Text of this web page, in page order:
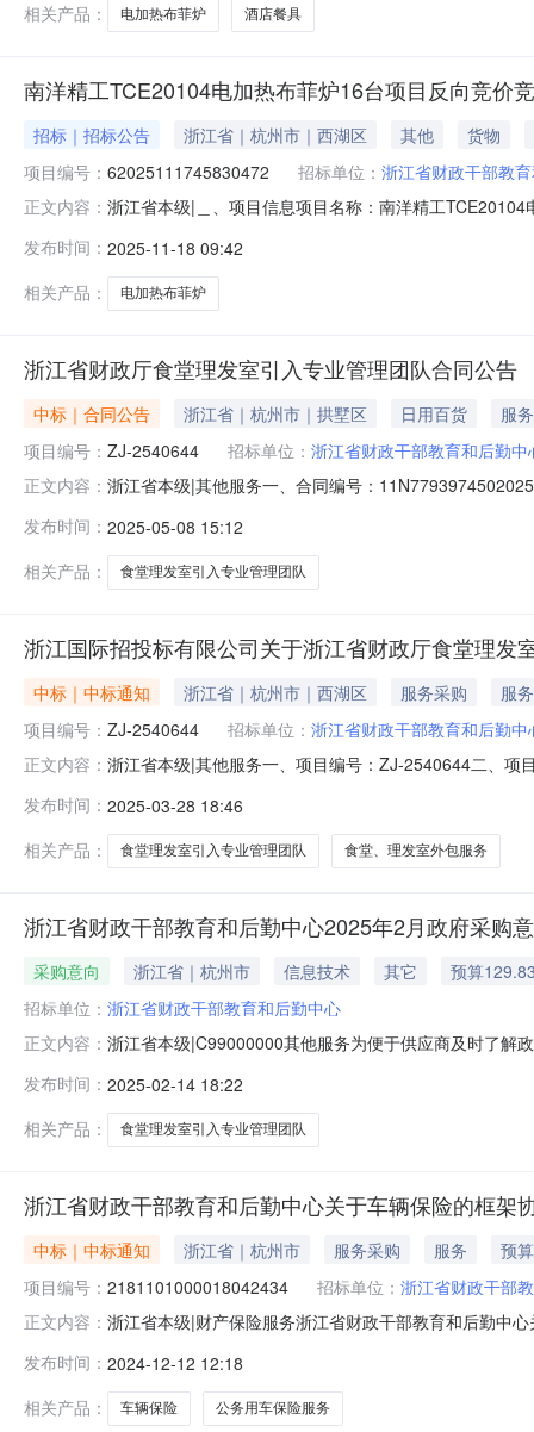
相关产品：
电加热布菲炉 酒店餐具
南洋精工TCE20104电加热布菲炉16台项目反向竞价
招标｜招标公告 浙江省｜杭州市｜西湖区 其他
货物
项目编号： 62025111745830472 招标单位： 浙江省财政干部教
正文内容： 浙江省本级|＿、项目信息项目名称：南洋精工
单商品名称参数要求购买数量控制金额(元)意向品牌电加
发布时间： 2025-11-18 09:42
相关产品：
电加热布菲炉
浙江省财政厅食堂理发室引入专业管理团队合同公告
中标｜合同公告 浙江省｜杭州市｜拱墅区 日用百货
服务
项目编号： ZJ-2540644 招标单位： 浙江省财政干部教育和后勤中
正文内容： 浙江省本级|其他服务一、合同编号：
杭州浙财金禧酒店管理有限责任公司地址：杭州市西湖
发布时间： 2025-05-08 15:12
相关产品：
食堂理发室引入专业管理团队
浙江国际招投标有限公司关于浙江省财政厅食堂理发
中标｜中标通知 浙江省｜杭州市｜西湖区 服务采购
服务
项目编号： ZJ-2540644 招标单位： 浙江省财政干部教育和后勤中
正文内容： 浙江省本级|其他服务一、项目编号：ZJ-2540644二、项
信息：序号标项名称标的名称服务范围服务要求服务时
江省财政厅食堂、
发布时间： 2025-03-28 18:46
相关产品：
食堂理发室引入专业管理团队 食堂、理发室外包服务
浙江省财政干部教育和后勤中心2025年2月政府采购
采购意向 浙江省｜杭州市 信息技术 其它
预算
招标单位： 浙江省财政干部教育和后勤中心
正文内容： 浙江省本级|C99000000其他服务为便于供应商及时了解
业面向中小企业落实政府采购政策功能情况落实政府采
（元）：1298
发布时间： 2025-02-14 18:22
相关产品：
食堂理发室引入专业管理团队
浙江省财政干部教育和后勤中心关于车辆保险的框架
中标｜中标通知 浙江省｜杭州市 服务采购 服务
预
项目编号： 2181101000018042434 招标单位： 浙江省财政干部
正文内容： 浙江省本级|财产保险服务浙江省财政干部教育和后勤中
号信息采购计划金额1[2024]97780号2390.69项目所在
发布时间： 2024-12-12 12:18
相关产品：
车辆保险 公务用车保险服务